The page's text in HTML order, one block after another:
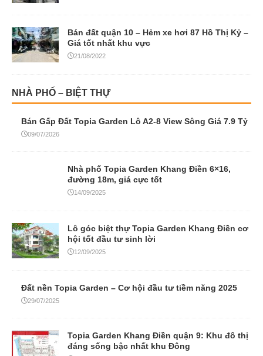
Bán đất quận 10 – Hẻm xe hơi 87 Hồ Thị Kỷ –
Giá tốt nhất khu vực
21/08/2022
NHÀ PHỐ – BIỆT THỰ
Bán Gấp Đất Topia Garden Lô A2-8 View Sông Giá 7.9 Tỷ
09/07/2026
Nhà phố Topia Garden Khang Điền 6×16,
đường 18m, giá cực tốt
14/09/2025
Lô góc biệt thự Topia Garden Khang Điền cơ
hội tốt đầu tư sinh lời
12/09/2025
Đất nền Topia Garden – Cơ hội đầu tư tiềm năng 2025
29/07/2025
Topia Garden Khang Điền quận 9: Khu đô thị
đáng sống bậc nhất khu Đông